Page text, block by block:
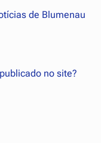
de Blumenau
no site?